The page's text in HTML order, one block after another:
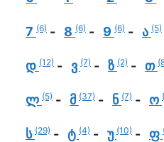
7 (6) 8 (6) 9 (6) ა (5)
დ (12) ვ (7) ზ (2) თ
ლ (5) მ (37) ნ (7) ო
ს (29) ტ (4) უ (10) ფ